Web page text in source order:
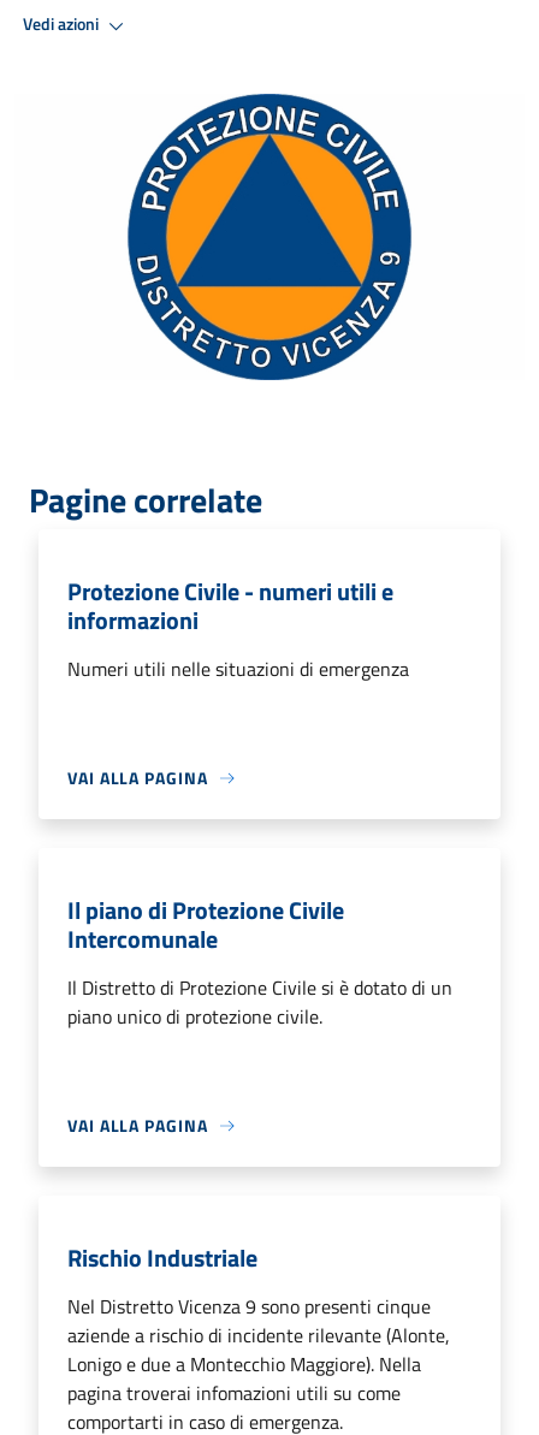
Vedi azioni
Pagine correlate
Protezione Civile - numeri utili e
informazioni
Numeri utili nelle situazioni di emergenza
VAI ALLA PAGINA
Il piano di Protezione Civile
Intercomunale
Il Distretto di Protezione Civile si è dotato di un
piano unico di protezione civile.
VAI ALLA PAGINA
Rischio Industriale
Nel Distretto Vicenza 9 sono presenti cinque
aziende a rischio di incidente rilevante (Alonte,
Lonigo e due a Montecchio Maggiore). Nella
pagina troverai infomazioni utili su come
comportarti in caso di emergenza.